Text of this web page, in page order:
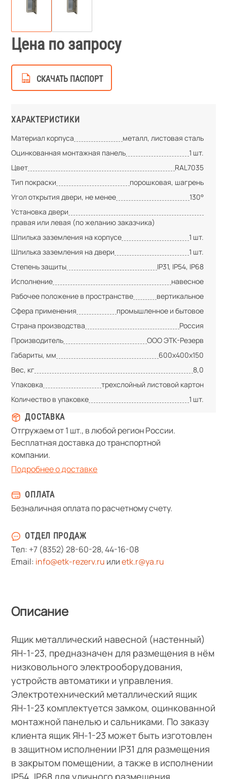
Цена по запросу
СКАЧАТЬ ПАСПОРТ
ХАРАКТЕРИСТИКИ
Материал корпуса
металл, листовая сталь
Оцинкованная монтажная панель
1 шт.
Цвет
RAL7035
Тип покраски
порошковая, шагрень
Угол открытия двери, не менее
130°
Установка двери
правая или левая (по желанию заказчика)
Шпилька заземления на корпусе
1 шт.
Шпилька заземления на двери
1 шт.
Степень защиты
IP31, IP54, IP68
Исполнение
навесное
Рабочее положение в пространстве
вертикальное
Сфера применения
промышленное и бытовое
Страна производства
Россия
Производитель
ООО ЭТК-Резерв
Габариты, мм
600х400х150
Вес, кг
8,0
Упаковка
трехслойный листовой картон
Количество в упаковке
1 шт.
ДОСТАВКА
Отгружаем от 1 шт., в любой регион России.
Бесплатная доставка до транспортной
компании.
Подробнее о доставке
ОПЛАТА
Безналичная оплата по расчетному счету.
ОТДЕЛ ПРОДАЖ
Тел: +7 (8352) 28-60-28,44-16-08
Email: info@etk-rezerv.ru илиetk.r@ya.ru
Описание
Ящик металлический навесной (настенный)
ЯН-1-23, предназначен для размещения в нём
низковольного электрооборудования,
устройств автоматики и управления.
Электротехнический металлический ящик
ЯН-1-23 комплектуется замком, оцинкованной
монтажной панелью и сальниками. По заказу
клиента ящик ЯН-1-23 может быть изготовлен
в защитном исполнении IP31 для размещения
в закрытом помещении, а также в исполнении
IP54, IP68 для уличного размещения.